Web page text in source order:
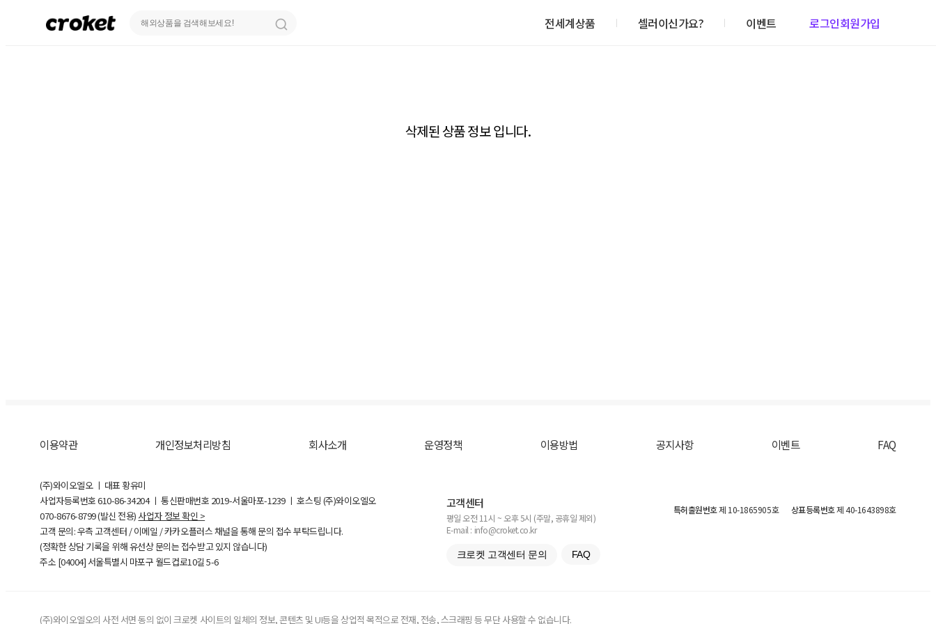
전세계상품 셀러이신가요? 이벤트 로그인회원가입
삭제된 상품 정보 입니다.
이용약관 개인정보처리방침 회사소개 운영정책 이용방법 공지사항 이벤트 FAQ
(주)와이오엘오 ㅣ 대표 황유미
사업자등록번호610-86-34204ㅣ 통신판매번호 2019-서울마포-1239 ㅣ 호스팅 (주)와이오엘오
070-8676-8799 (발신 전용) 사업자 정보 확인 >
고객 문의: 우측 고객센터 / 이메일 / 카카오플러스 채널을 통해 문의 접수 부탁드립니다.
(정확한 상담 기록을 위해 유선상 문의는 접수받고 있지 않습니다)
주소 [04004] 서울특별시 마포구 월드컵로10길5-6
고객센터
평일 오전 11시 ~ 오후 5시 (주말, 공휴일 제외)
E-mail : info@croket.co.kr
크로켓 고객센터 문의 FAQ
특허출원번호제 10-1865905호 상표등록번호제 40-1643898호
(주)와이오엘오의 사전 서면 동의 없이 크로켓 사이트의 일체의 정보, 콘텐츠 및 UI등을 상업적 목적으로 전재, 전송, 스크래핑 등 무단 사용할 수 없습니다.